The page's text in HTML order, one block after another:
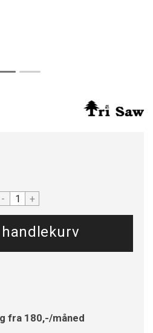
- +
fra 180,-/måned